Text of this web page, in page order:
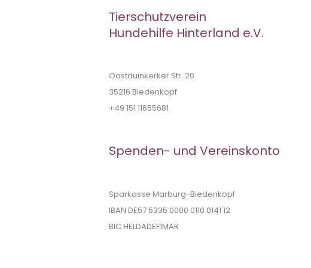
Tierschutzverein
Hundehilfe Hinterland e.V.
Oostduinkerker Str. 20
35216 Biedenkopf
+49 151 11655681
Spenden- und Vereinskonto
Sparkasse Marburg-Biedenkopf
IBAN DE57 5335 0000 0110 0141 12
BIC HELDADEF1MAR